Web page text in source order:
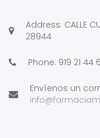
Address: CALLE
28944
Phone: 919 21 44
Envíenos un